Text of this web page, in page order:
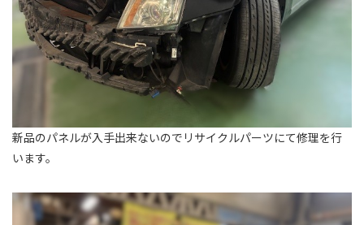
新品のパネルが入手出来ないのでリサイクルパーツにて修理を行
います。